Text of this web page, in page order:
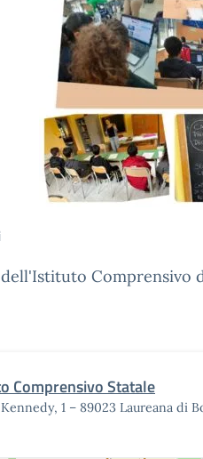
Comprensivo
Comprensivo Statale
1 – 89023 Laureana di